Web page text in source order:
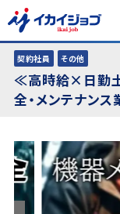
契約社員 その他
≪高時給×日勤
全・メンテナン